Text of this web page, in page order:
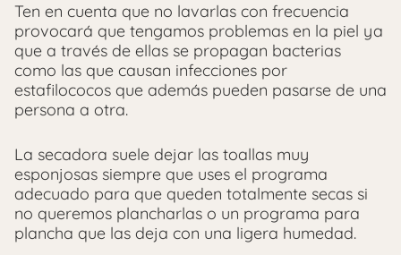
Ten en cuenta que no lavarlas con frecuencia
provocará que tengamos problemas en la piel ya
que a través de ellas se propagan bacterias
como las que causan infecciones por
estafilococos que además pueden pasarse de una
persona a otra.
La secadora suele dejar las toallas muy
esponjosas siempre que uses el programa
adecuado para que queden totalmente secas si
no queremos plancharlas o un programa para
plancha que las deja con una ligera humedad.